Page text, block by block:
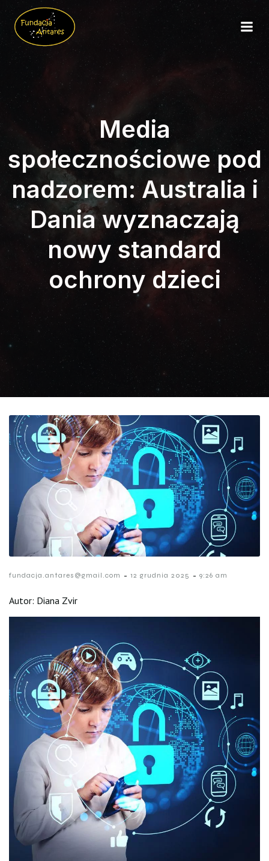
Media
społecznościowe pod
nadzorem: Australia i
Dania wyznaczają
nowy standard
ochrony dzieci
fundacja.antares@gmail.com - 12 grudnia 2025 - 9:26 am
Autor: Diana Zvir